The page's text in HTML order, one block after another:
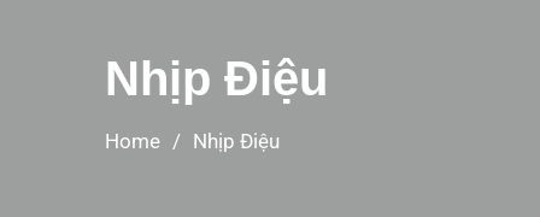
Nhịp Điệu
Home Nhịp Điệu